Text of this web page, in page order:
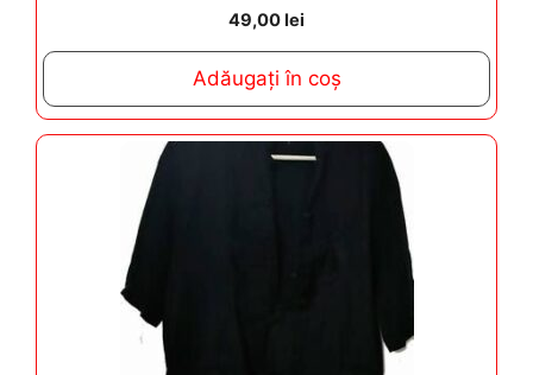
o
o
5
49,00lei
Adăugați în coș